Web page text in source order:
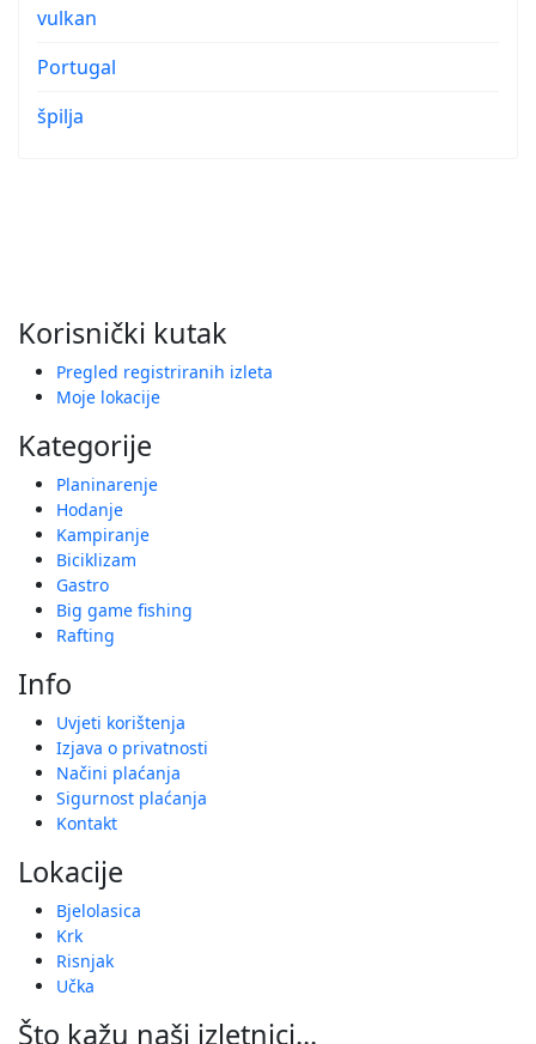
vulkan
Portugal
špilja
Korisnički kutak
Pregled registriranih izleta
Moje lokacije
Kategorije
Planinarenje
Hodanje
Kampiranje
Biciklizam
Gastro
Big game fishing
Rafting
Info
Uvjeti korištenja
Izjava o privatnosti
Načini plaćanja
Sigurnost plaćanja
Kontakt
Lokacije
Bjelolasica
Krk
Risnjak
Učka
Što kažu naši izletnici...